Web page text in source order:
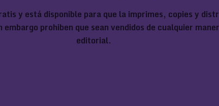
y está disponible para que la imprimes, copies y
embargo prohiben que sean vendidos de cualquier
editorial.